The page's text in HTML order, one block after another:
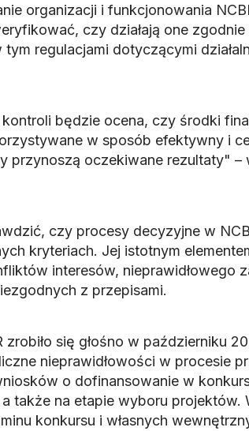
organizacji i funkcjonowania
czy działają one
tym regulacjami dotyczącymi
będzie ocena, czy środki
w sposób efektywny i
przynoszą oczekiwane rezultaty" –
czy procesy decyzyjne w
kryteriach. Jej istotnym
interesów, nieprawidłowego
z przepisami.
zrobiło się głośno w październiku
nieprawidłowości w procesie
o dofinansowanie w
także na etapie wyboru projektów.
konkursu i własnych